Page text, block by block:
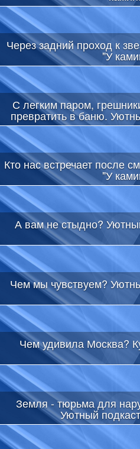
Через задний проход к
"У
С легким паром,
превратить в баню.
Кто нас встречает после
"У
А вам не стыдно?
Чем мы чувствуем?
Чем удивила Москва?
Земля - тюрьма для
Уютный